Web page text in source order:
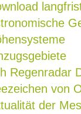
Regenradar
von
der